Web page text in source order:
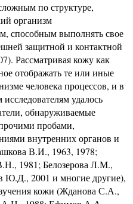
по структуре,
организм
способным выполнять свое
защитной и контактной
Рассматривая кожу как
отображать те или иные
человека процессов, и в
удалось
обнаруживаемые
пробами,
внутренних органов и
В.И., 1963, 1978;
1981; Белозерова Л.М.,
2001 и многие другие),
кожи (Жданова С.А.,